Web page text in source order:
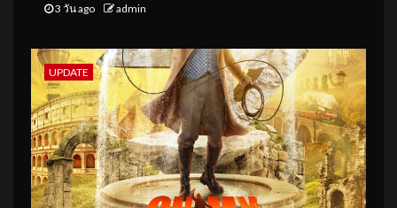
3 วัน ago admin
UPDATE